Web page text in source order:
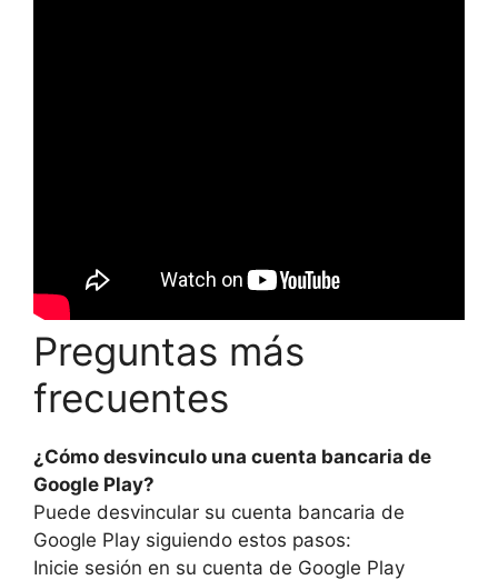
Preguntas más
frecuentes
¿Cómo desvinculo una cuenta bancaria de
Google Play?
Puede desvincular su cuenta bancaria de
Google Play siguiendo estos pasos:
Inicie sesión en su cuenta de Google Play